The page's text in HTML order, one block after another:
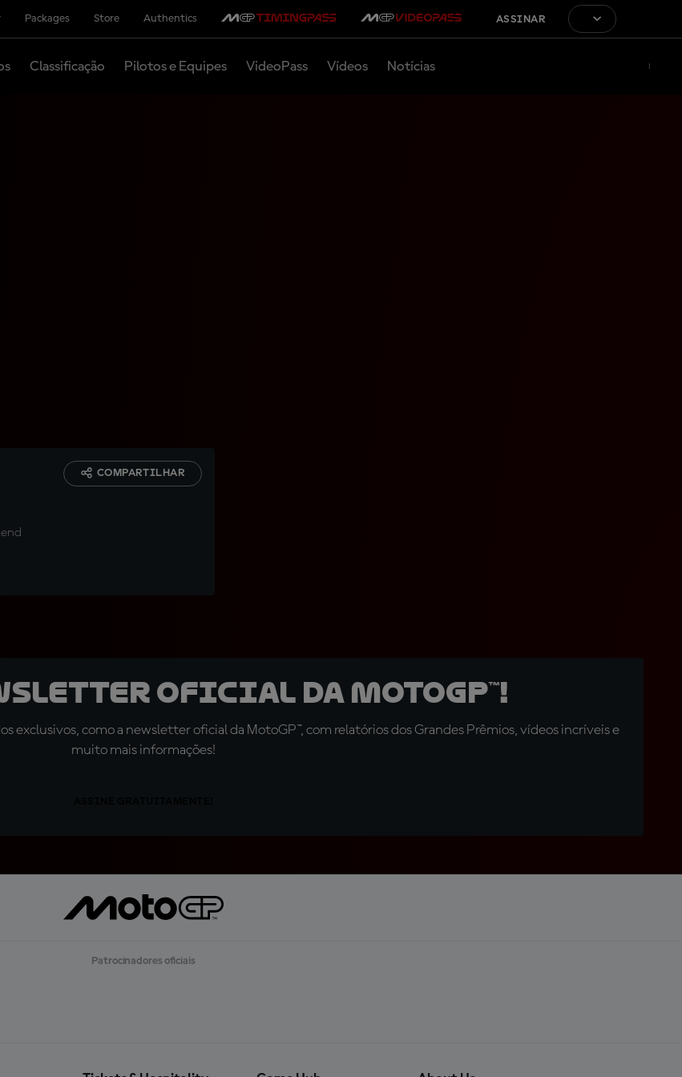
Packages Store Authentics ASSINAR
Classificação Pilotos e Equipes VideoPass Vídeos Notícias
COMPARTILHAR
oficial da MotoGP™!
exclusivos, como a newsletter oficial da MotoGP™, com relatórios dos Grandes Prêmios, vídeos incríveis e
muito mais informações!
Patrocinadores oficiais